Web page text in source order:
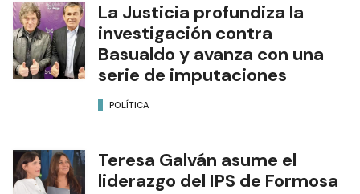
La Justicia profundiza la
investigación contra
Basualdo y avanza con una
serie de imputaciones
POLÍTICA
Teresa Galván asume el
liderazgo del IPS de Formosa